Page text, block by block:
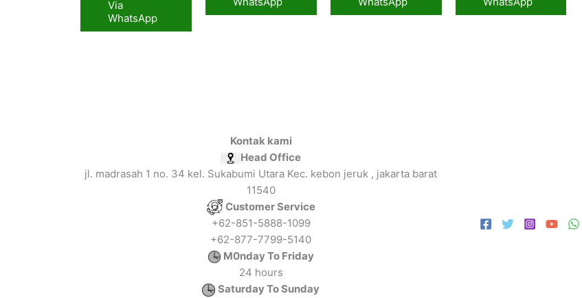
Via
WhatsApp
Kontak kami
Head Office
jl. madrasah 1 no. 34 kel. Sukabumi Utara Kec. kebon jeruk , jakarta barat
11540
Customer Service
+62-851-5888-1099
+62-877-7799-5140
M0nday To Friday
24 hours
Saturday To Sunday